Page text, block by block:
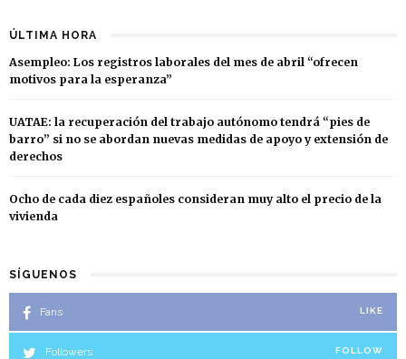
ÚLTIMA HORA
Asempleo: Los registros laborales del mes de abril “ofrecen
motivos para la esperanza”
UATAE: la recuperación del trabajo autónomo tendrá “pies de
barro” si no se abordan nuevas medidas de apoyo y extensión de
derechos
Ocho de cada diez españoles consideran muy alto el precio de la
vivienda
SÍGUENOS
Fans LIKE
Followers FOLLOW